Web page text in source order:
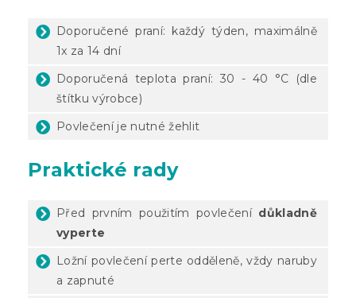
Doporučené praní: každý týden, maximálně
1x za 14 dní
Doporučená teplota praní: 30 - 40 °C (dle
štítku výrobce)
Povlečení je nutné žehlit
Praktické rady
Před prvním použitím povlečení důkladně
vyperte
Ložní povlečení perte odděleně, vždy naruby
a zapnuté